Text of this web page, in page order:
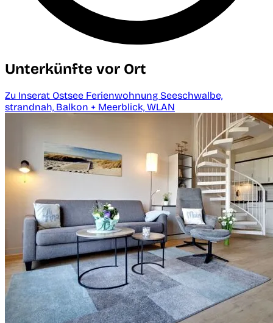
Unterkünfte vor Ort
Zu Inserat Ostsee Ferienwohnung Seeschwalbe,
strandnah, Balkon + Meerblick, WLAN